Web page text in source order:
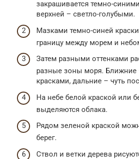
закрашивается темно-
верхней – светло-голубыми.
Мазками темно-синей
границу между морем и
Затем разными оттенками
разные зоны моря.
красками, дальние – чуть
На небе белой краской или
выделяются облака.
Рядом зеленой краской
берег.
Ствол и ветки дерева